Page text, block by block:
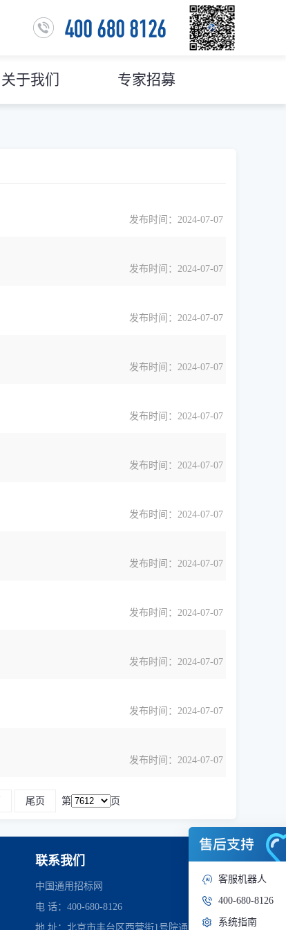
关于我们 专家招募
发布时间：2024-07-07
发布时间：2024-07-07
发布时间：2024-07-07
发布时间：2024-07-07
发布时间：2024-07-07
发布时间：2024-07-07
发布时间：2024-07-07
发布时间：2024-07-07
发布时间：2024-07-07
发布时间：2024-07-07
发布时间：2024-07-07
发布时间：2024-07-07
尾页 第 页
联系我们
中国通用招标网
电 话：400-680-8126
地 址：北京市丰台区西营街1号院通用时代中心
客服机器人
400-680-8126
系统指南